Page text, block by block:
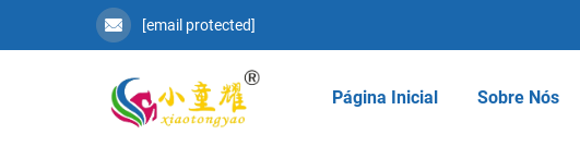
[email protected]
Página Inicial Sobre Nós